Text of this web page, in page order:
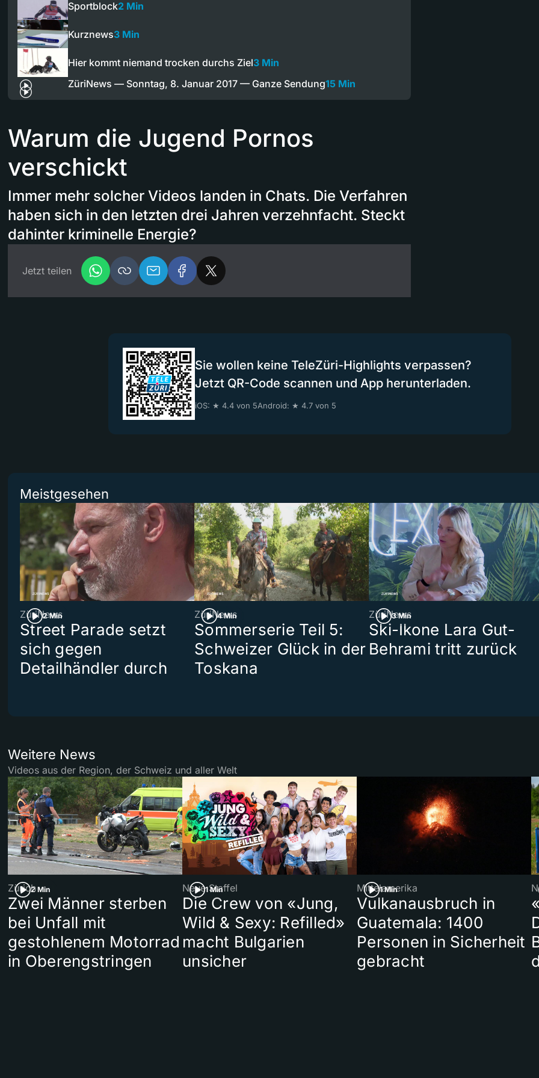
Sportblock2 Min
Kurznews3 Min
Hier kommt niemand trocken durchs Ziel3 Min
ZüriNews — Sonntag, 8. Januar 2017 — Ganze Sendung15 Min
Warum die Jugend Pornos
verschickt
Immer mehr solcher Videos landen in Chats. Die Verfahren
haben sich in den letzten drei Jahren verzehnfacht. Steckt
dahinter kriminelle Energie?
Jetzt teilen
Sie wollen keine TeleZüri-Highlights verpassen?
Jetzt QR-Code scannen und App herunterladen.
iOS: ★ 4.4 von 5Android: ★ 4.7 von 5
Meistgesehen
2 Min
ZüriNews
Street Parade setzt
sich gegen
Detailhändler durch
4 Min
ZüriNews
Sommerserie Teil 5:
Schweizer Glück in der
Toskana
3 Min
ZüriNews
Ski-Ikone Lara Gut-
Behrami tritt zurück
Weitere News
Videos aus der Region, der Schweiz und aller Welt
2 Min
Zürich
Zwei Männer sterben
bei Unfall mit
gestohlenem Motorrad
in Oberengstringen
1 Min
Neue Staffel
Die Crew von «Jung,
Wild & Sexy: Refilled»
macht Bulgarien
unsicher
1 Min
Mittelamerika
Vulkanausbruch in
Guatemala: 1400
Personen in Sicherheit
gebracht